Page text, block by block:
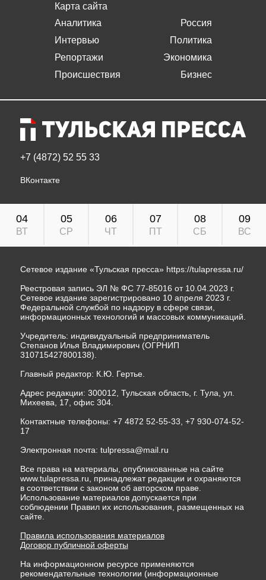
Карта сайта
Аналитика
Интервью
Репортажи
Происшествия
Россия
Политика
Экономика
Бизнес
+7 (4872) 52 55 33
ВКонтакте
04
ВТ
05
СР
06
ЧТ
07
ПТ
08
СБ
09
ВС
Сетевое издание «Тульская пресса» https://tulapressa.ru/
Реестровая запись ЭЛ № ФС 77-85016 от 10.04.2023 г.
Сетевое издание зарегистрировано 10 апреля 2023 г.
Федеральной службой по надзору в сфере связи,
информационных технологий и массовых коммуникаций.
Учредитель: индивидуальный предприниматель
Степанов Илья Владимирович (ОГРНИП
310715427800138).
Главный редактор: К.Ю. Гертье.
Адрес редакции: 300012, Тульская область, г. Тула, ул.
Михеева, 17, офис 304.
Контактные телефоны: +7 4872 52-55-33, +7 930-074-52-
17
Электронная почта: tulpressa@mail.ru
Все права на материалы, опубликованные на сайте
www.tulapressa.ru, принадлежат редакции и охраняются
в соответствии с законом об авторском праве.
Использование материалов допускается при
соблюдении Правил их использования, размещенных на
сайте.
Правила использования материалов
Договор публичной оферты
На информационном ресурсе применяются
рекомендательные технологии (информационные